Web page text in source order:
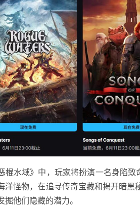
水域》中，玩家将扮演一名身陷致
洋怪物，在追寻传奇宝藏和揭开暗
掘他们隐藏的潜力。